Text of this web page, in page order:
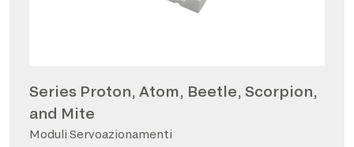
Series Proton, Atom, Beetle, Scorpion,
and Mite
Moduli Servoazionamenti